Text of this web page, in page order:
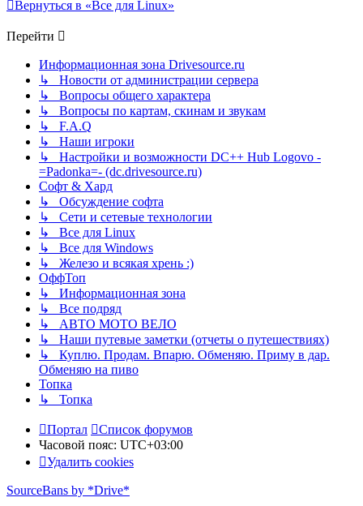
Вернуться в «Все для Linux»
Перейти
Информационная зона Drivesource.ru
↳ Новости от администрации сервера
↳ Вопросы общего характера
↳ Вопросы по картам, скинам и звукам
↳ F.A.Q
↳ Наши игроки
↳ Настройки и возможности DC++ Hub Logovo -
=Padonka=- (dc.drivesource.ru)
Софт & Хард
↳ Обсуждение софта
↳ Сети и сетевые технологии
↳ Все для Linux
↳ Все для Windows
↳ Железо и всякая хрень :)
ОффТоп
↳ Информационная зона
↳ Все подряд
↳ АВТО МОТО ВЕЛО
↳ Наши путевые заметки (отчеты о путешествиях)
↳ Куплю. Продам. Впарю. Обменяю. Приму в дар.
Обменяю на пиво
Топка
↳ Топка
Портал
Список форумов
Часовой пояс: UTC+03:00
Удалить cookies
SourceBans by *Drive*